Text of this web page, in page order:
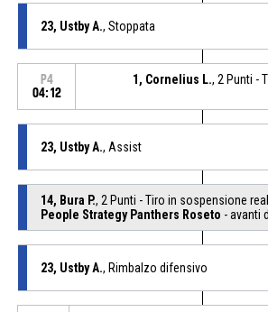
23, Ustby A., Stoppata
P4
04:12
1, Cornelius L., 2 Punti -
23, Ustby A., Assist
14, Bura P., 2 Punti - Tiro in sospensione
People Strategy Panthers Roseto - avanti
23, Ustby A., Rimbalzo difensivo